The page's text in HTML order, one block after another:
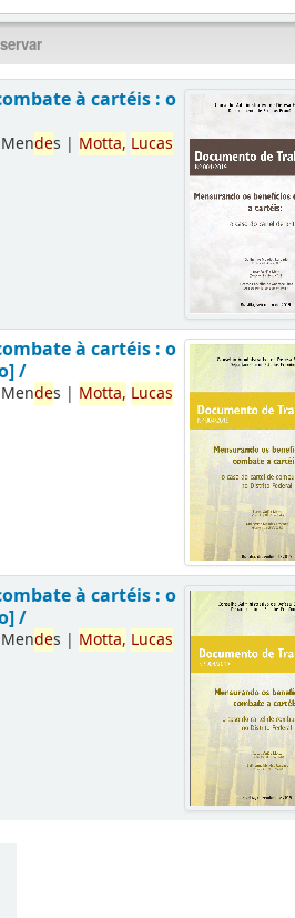
à cartéis : o
des | Motta, Lucas
à cartéis : o
/
des | Motta, Lucas
à cartéis : o
/
des | Motta, Lucas